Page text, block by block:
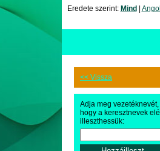
Eredete szerint: Mind Angol
<< Vissza
Adja meg vezetéknevét,
hogy a keresztnevek elé
illeszthessük: